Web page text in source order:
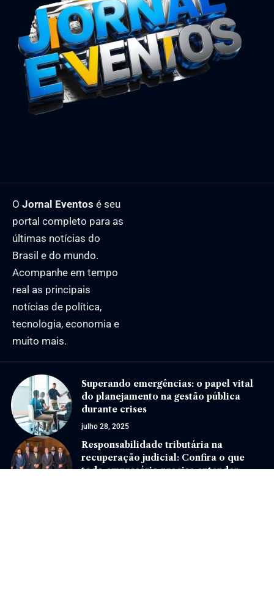
O Jornal Eventos é seu
portal completo para as
últimas notícias do
Brasil e do mundo.
Acompanhe em tempo
real as principais
notícias de política,
tecnologia, economia e
muito mais.
Superando emergências: o papel vital
do planejamento na gestão pública
durante crises
julho 28, 2025
Responsabilidade tributária na
recuperação judicial: Confira o que
todo empresário precisa entender